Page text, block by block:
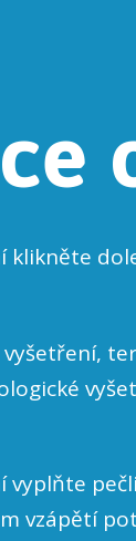
klikněte
vyplňte
vzápětí